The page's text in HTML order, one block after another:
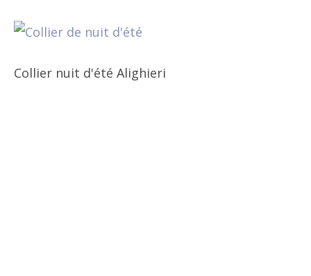
Collier nuit d'été Alighieri